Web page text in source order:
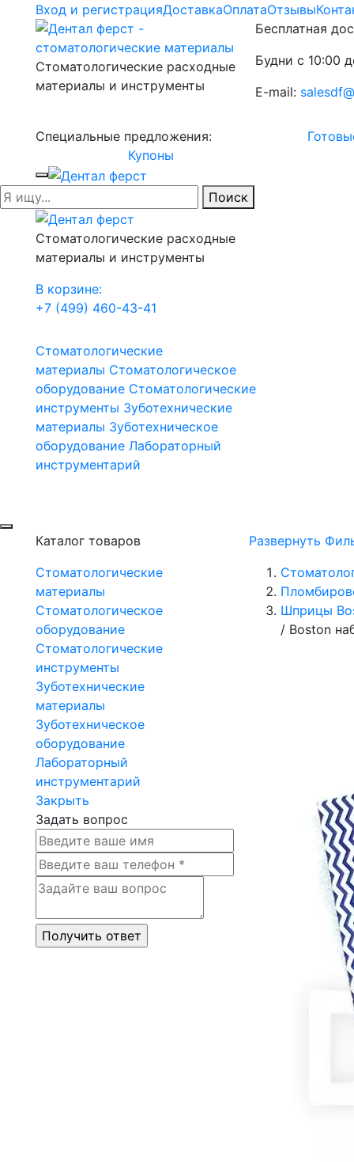
Вход и регистрацияДоставкаОплатаОтзывы
Стоматологические расходные
материалы и инструменты
Бесплатная
Будни с 10:00
E-mail:
Специальные предложения:
Купоны
Поиск
Стоматологические расходные
материалы и инструменты
В корзине:
+7 (499) 460-43-41
Стоматологические
материалы Стоматологическое
оборудование Стоматологические
инструменты Зуботехнические
материалы Зуботехническое
оборудование Лабораторный
инструментарий
Каталог товаров
Стоматологические
материалы
Стоматологическое
оборудование
Стоматологические
инструменты
Зуботехнические
материалы
Зуботехническое
оборудование
Лабораторный
инструментарий
Закрыть
Задать вопрос
Развернуть
Шприцы
/ Boston